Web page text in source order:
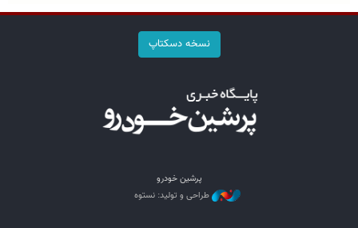
نسخه دسکتاپ
پرشین خودرو
طراحی و تولید: نستوه